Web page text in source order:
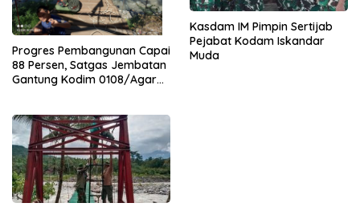
Progres Pembangunan Capai
88 Persen, Satgas Jembatan
Gantung Kodim 0108/Agara
Kasdam IM Pimpin Sertijab
Pejabat Kodam Iskandar
Muda